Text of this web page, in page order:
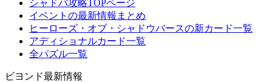
シャドバ攻略TOPページ
イベントの最新情報まとめ
ヒーローズ・オブ・シャドウバースの新カード一覧
アディショナルカード一覧
全パズル一覧
ビヨンド最新情報